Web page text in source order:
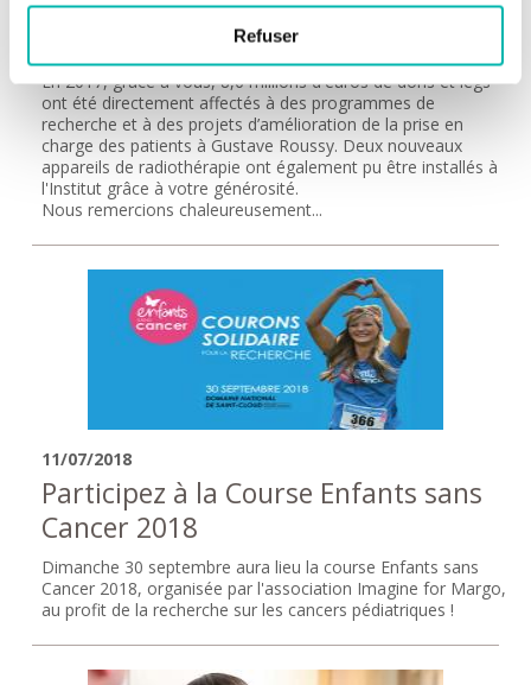
Refuser
d’accomplir en 2017
En 2017, grâce à vous, 8,6 millions d'euros de dons et legs
ont été directement affectés à des programmes de
recherche et à des projets d’amélioration de la prise en
charge des patients à Gustave Roussy. Deux nouveaux
appareils de radiothérapie ont également pu être installés à
l'Institut grâce à votre générosité.
Nous remercions chaleureusement...
11/07/2018
Participez à la Course Enfants sans
Cancer 2018
Dimanche 30 septembre aura lieu la course Enfants sans
Cancer 2018, organisée par l'association Imagine for Margo,
au profit de la recherche sur les cancers pédiatriques !